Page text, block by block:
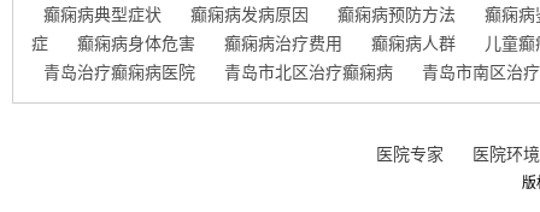
癫痫病典型症状 癫痫病发病原因 癫痫病预防方法
癫痫病
症
癫痫病身体危害 癫痫病治疗费用 癫痫病人群
儿童癫
青岛治疗癫痫病医院
青岛市北区治疗癫痫病 青岛市南区治
医院专家 医院环境
版